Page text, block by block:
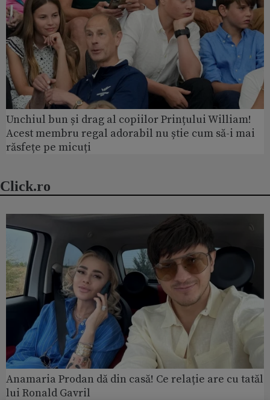
Unchiul bun și drag al copiilor Prințului William!
Acest membru regal adorabil nu știe cum să-i mai
răsfețe pe micuți
Click.ro
Anamaria Prodan dă din casă! Ce relație are cu tatăl
lui Ronald Gavril